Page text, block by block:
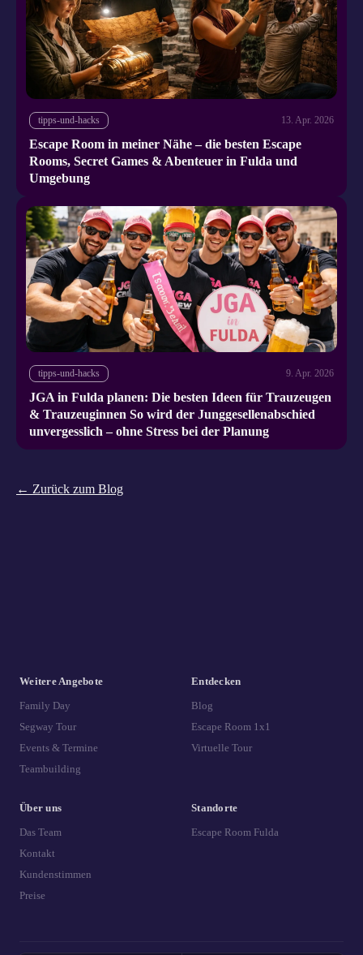
tipps-und-hacks 13. Apr. 2026
Escape Room in meiner Nähe – die besten Escape
Rooms, Secret Games & Abenteuer in Fulda und
Umgebung
tipps-und-hacks 9. Apr. 2026
JGA in Fulda planen: Die besten Ideen für Trauzeugen
& Trauzeuginnen So wird der Junggesellenabschied
unvergesslich – ohne Stress bei der Planung
← Zurück zum Blog
Weitere Angebote
Family Day
Segway Tour
Events & Termine
Teambuilding
Entdecken
Blog
Escape Room 1x1
Virtuelle Tour
Über uns
Das Team
Kontakt
Kundenstimmen
Preise
Standorte
Escape Room Fulda